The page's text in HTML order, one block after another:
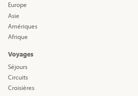
Europe
Asie
Amériques
Afrique
Voyages
Séjours
Circuits
Croisières